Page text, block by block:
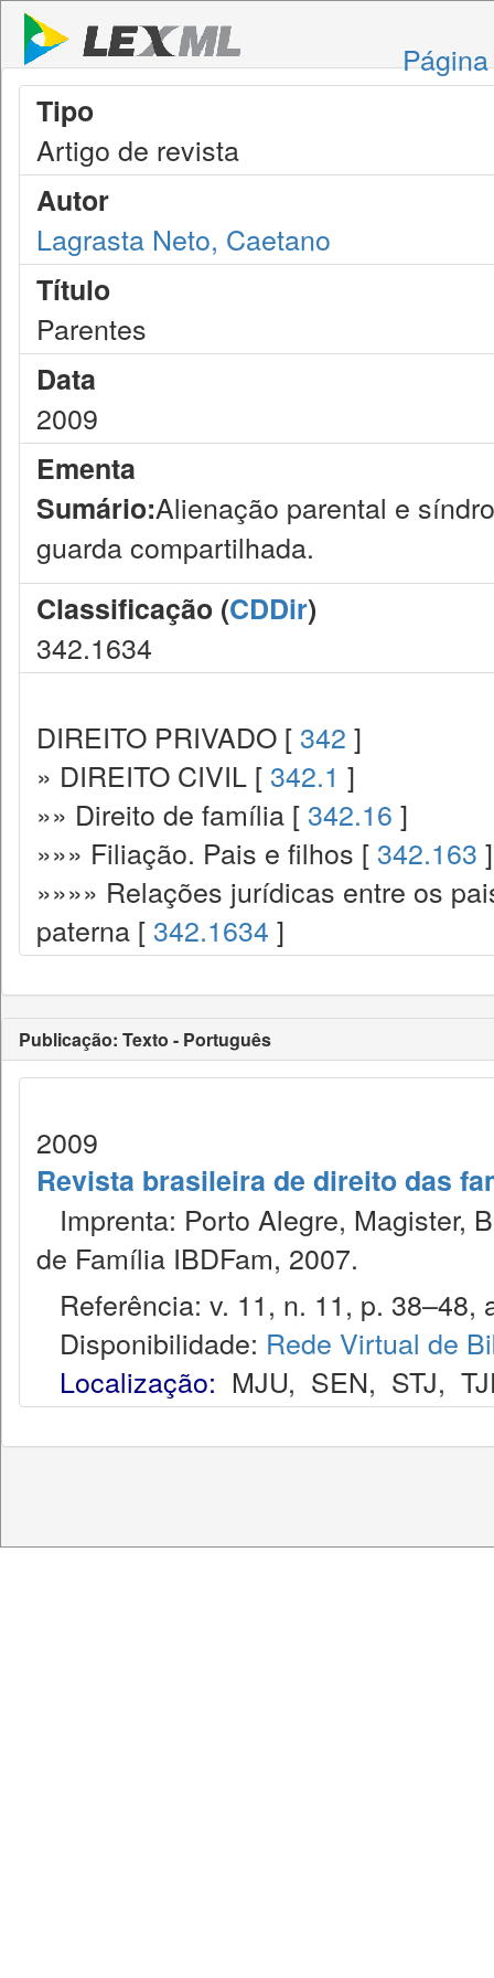
Tipo
Artigo de revista
Autor
Lagrasta Neto, Caetano
Título
Parentes
Data
2009
Ementa
Sumário:Alienação parental e
guarda compartilhada.
Classificação (CDDir)
342.1634
DIREITO PRIVADO [ 342 ]
» DIREITO CIVIL [ 342.1 ]
»» Direito de família [ 342.16 ]
»»» Filiação. Pais e filhos [ 342.163 ]
»»»» Relações jurídicas entre os
paterna [ 342.1634 ]
Publicação: Texto - Português
2009
Revista brasileira de direito das
Imprenta: Porto Alegre, Magister,
de Família IBDFam, 2007.
Referência: v. 11, n. 11, p. 38–48,
Disponibilidade: Rede Virtual de
Localização: MJU, SEN, STJ,